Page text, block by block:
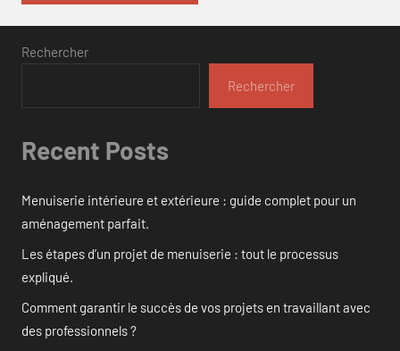
Rechercher
Rechercher
Recent Posts
Menuiserie intérieure et extérieure : guide complet pour un
aménagement parfait.
Les étapes d’un projet de menuiserie : tout le processus
expliqué.
Comment garantir le succès de vos projets en travaillant avec
des professionnels ?